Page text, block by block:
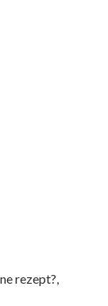
rezept?,